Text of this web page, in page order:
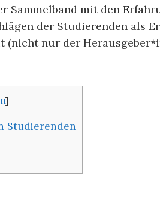
Sammelband mit den
der Studierenden als
(nicht nur der
]
Studierenden